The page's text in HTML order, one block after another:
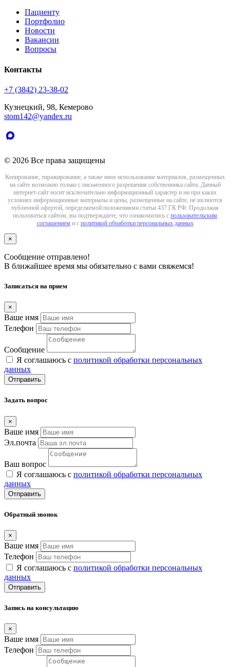
Пациенту
Портфолио
Новости
Вакансии
Вопросы
Контакты
+7 (3842) 23-38-02
Кузнецкий, 98, Кемерово
stom142@yandex.ru
© 2026 Все права защищены
Копирование, тиражирование, а также иное использование материалов, размещенных
на сайте возможно только с письменного разрешения собственника сайта. Данный
интернет-сайт носит исключительно информационный характер и ни при каких
условиях информационные материалы и цены, размещенные на сайте, не являются
публичной офертой, определяемой положениями статьи 437 ГК РФ. Продолжая
пользоваться сайтом, вы подтверждаете, что ознакомились с пользовательским
соглашением и с политикой обработки персональных данных
×
Сообщение отправлено!
В ближайшее время мы обязательно с вами свяжемся!
Записаться на прием
×
Ваше имя
Телефон
Сообщение
Я соглашаюсь с политикой обработки персональных
данных
Отправить
Задать вопрос
×
Ваше имя
Эл.почта
Ваш вопрос
Я соглашаюсь с политикой обработки персональных
данных
Отправить
Обратный звонок
×
Ваше имя
Телефон
Я соглашаюсь с политикой обработки персональных
данных
Отправить
Запись на консультацию
×
Ваше имя
Телефон